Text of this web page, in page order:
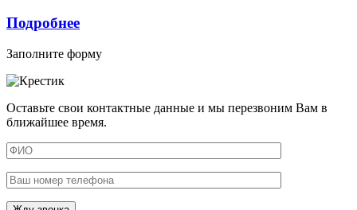
Подробнее
Заполните форму
Оставьте свои контактные данные и мы перезвоним Вам в
ближайшее время.